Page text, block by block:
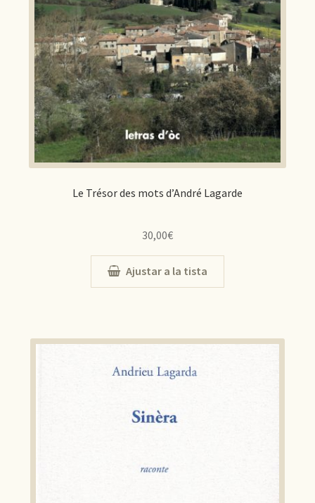
Le Trésor des mots d’André Lagarde
30,00€
Ajustar a la tista